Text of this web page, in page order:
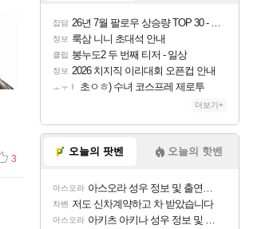
3
잡담 26년 7월 팔로우 상승량 TOP 30 - 월간 치지직
정보 룩삼 니니 초대석 안내
클립 봉누도2 두 번째 티저 - 일상
정보 2026 치지직 이리대회 오픈컵 안내
ㅗㅜㅑ 초ㅇㅎ) 수녀 코스프레 제로투
더보기+
오늘의 팟벤 오늘의 핫벤
아스오라 아스오라 성우 정보 및 출연작 모음
차벤 저도 신차계약하고 차 받았습니다
아스오라 아키츠 아키나 성우 정보 및 주요 필모